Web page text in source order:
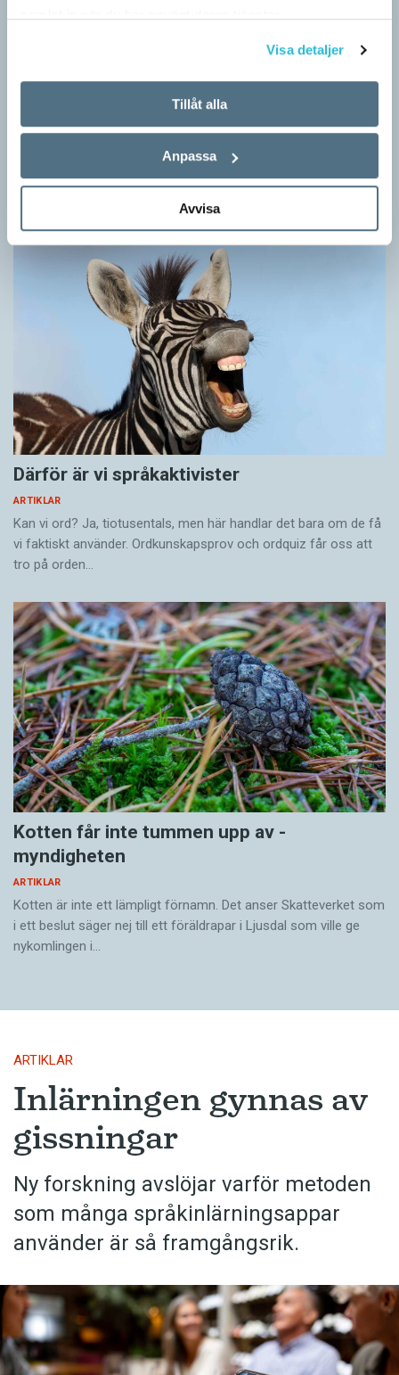
Visa detaljer
Tillåt alla
Anpassa
Avvisa
Fråga: Jag har hört om catfishing, men nu har jag sett
dogfishing användas om folks profiler på dejtningappar också.
Vad betyder det? Jona Svar: Både…
Därför är vi språkaktivister
ARTIKLAR
Kan vi ord? Ja, tiotusentals, men här handlar det bara om de få
vi faktiskt använder. Ordkunskapsprov och ordquiz får oss att
tro på orden…
Kotten får inte tummen upp av ­
myndigheten
ARTIKLAR
Kotten är inte ett lämpligt förnamn. Det anser Skatte­verket som
i ett beslut säger nej till ett föräldra­par i Ljusdal som ville ge
nykomlingen i…
ARTIKLAR
Inlärningen gynnas av
gissningar
Ny forskning avslöjar varför metoden
som många språkinlärningsappar
använder är så framgångsrik.